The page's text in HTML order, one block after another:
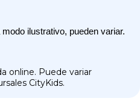
ilustrativo, pueden variar.
online. Puede variar
CityKids.